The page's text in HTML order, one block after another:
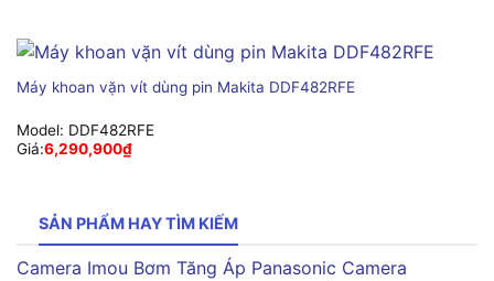
Máy khoan vặn vít dùng pin Makita DDF482RFE
Model: DDF482RFE
Giá:6,290,900₫
SẢN PHẨM HAY TÌM KIẾM
Camera Imou Bơm Tăng Áp Panasonic Camera